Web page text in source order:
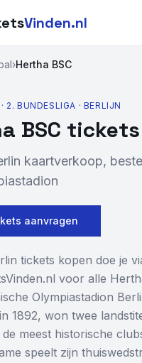
Vinden.nl
›Hertha BSC
· 2. BUNDESLIGA · BERLIJN
BSC tickets
kaartverkoop,
aanvragen
tickets kopen doe je
voor alle
Olympiastadion
1892, won twee
meest historische
speelt zijn